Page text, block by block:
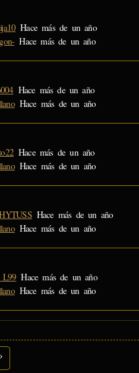
Hace más de un año
Hace más de un año
Hace más de un año
Hace más de un año
Hace más de un año
Hace más de un año
Hace más de un año
Hace más de un año
Hace más de un año
Hace más de un año